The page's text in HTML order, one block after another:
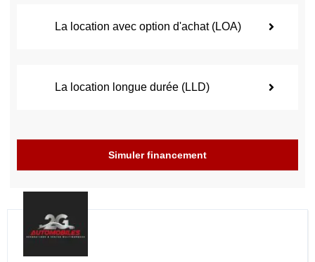
La location avec option d'achat (LOA)
La location longue durée (LLD)
Simuler financement